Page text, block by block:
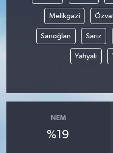
Melikgazi
Sarıoğlan Sarız
Yahyalı
NEM
%19